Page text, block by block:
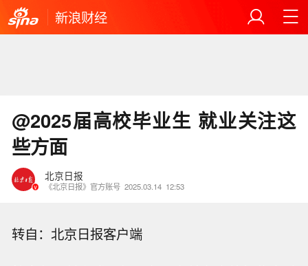
新浪财经
@2025届高校毕业生 就业关注这
些方面
北京日报
《北京日报》官方账号 2025.03.14 12:53
转自：北京日报客户端